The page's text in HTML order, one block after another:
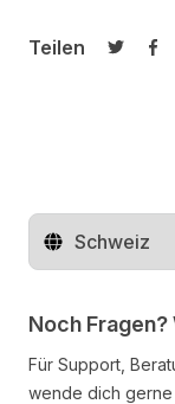
Teilen
Auf
Region ändern
Noch
Für Support,
wende dich gerne